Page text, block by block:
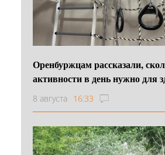
Оренбуржцам рассказали,
активности в день нужно для
8 августа 16:33